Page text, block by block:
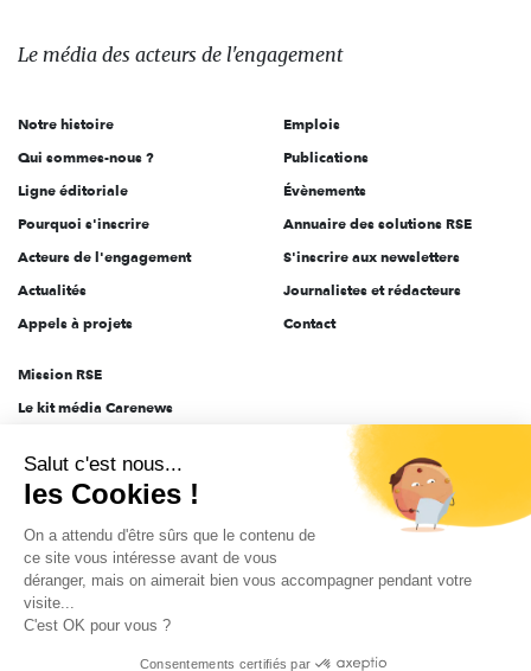
des
l'engagement
Le média des acteurs de l'engagement
Notre histoire
Qui sommes-nous ?
Ligne éditoriale
Pourquoi s'inscrire
Acteurs de l'engagement
Actualités
Appels à projets
Emplois
Publications
Évènements
Annuaire des solutions RSE
S'inscrire aux newsletters
Journalistes et rédacteurs
Contact
Mission RSE
Le kit média Carenews
AEF info
Novethic
PRODURABLE
Inclusiv Day
Données personnelles Mentions légales 2025-2026 Tout droits réservés
Salut c'est nous...
les Cookies !
On a attendu d'être sûrs que le contenu de
ce site vous intéresse avant de vous
déranger, mais on aimerait bien vous accompagner pendant votre
visite...
C'est OK pour vous ?
Consentements certifiés par